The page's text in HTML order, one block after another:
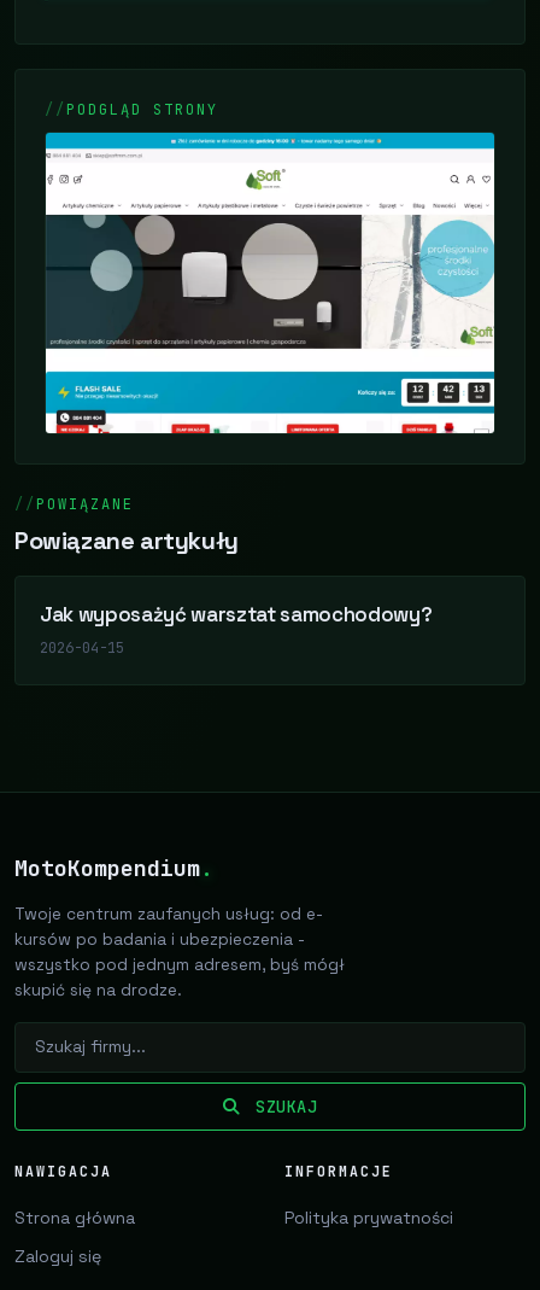
PODGLĄD STRONY
POWIĄZANE
Powiązane artykuły
Jak wyposażyć warsztat samochodowy?
2026-04-15
MotoKompendium.
Twoje centrum zaufanych usług: od e-
kursów po badania i ubezpieczenia -
wszystko pod jednym adresem, byś mógł
skupić się na drodze.
SZUKAJ
NAWIGACJA
Strona główna
Zaloguj się
INFORMACJE
Polityka prywatności